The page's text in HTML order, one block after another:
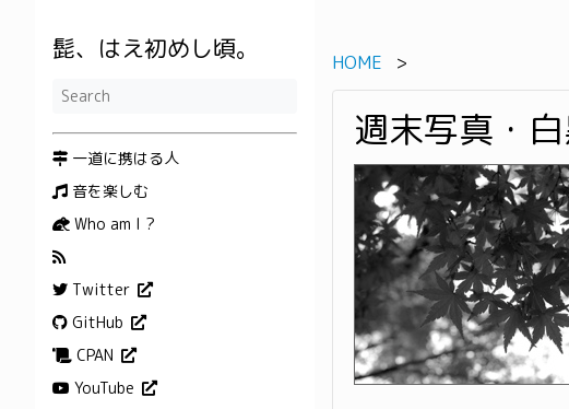
髭、はえ初めし頃。
一道に携はる人
音を楽しむ
Who am I ?
Twitter
GitHub
CPAN
YouTube
HOME
週末写真・